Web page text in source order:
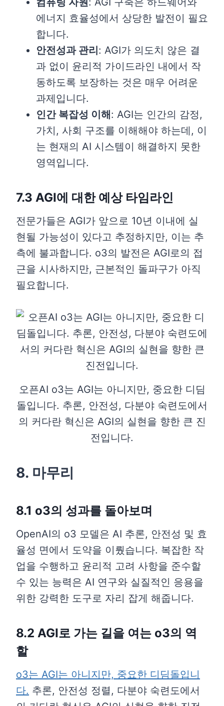
에너지 효율성에서 상당한 발전이 필요
합니다.
안전성과 관리: AGI가 의도치 않은 결
과 없이 윤리적 가이드라인 내에서 작
동하도록 보장하는 것은 매우 어려운
과제입니다.
인간 복잡성 이해: AGI는 인간의 감정,
가치, 사회 구조를 이해해야 하는데, 이
는 현재의 AI 시스템이 해결하지 못한
영역입니다.
7.3 AGI에 대한 예상 타임라인
전문가들은 AGI가 앞으로 10년 이내에 실
현될 가능성이 있다고 추정하지만, 이는 추
측에 불과합니다. o3의 발전은 AGI로의 접
근을 시사하지만, 근본적인 돌파구가 아직
필요합니다.
오픈AI o3는 AGI는 아니지만, 중요한 디딤
돌입니다. 추론, 안전성, 다분야 숙련도에서
의 커다란 혁신은 AGI의 실현을 향한 큰 진
전입니다.
8. 마무리
8.1 o3의 성과를 돌아보며
OpenAI의 o3 모델은 AI 추론, 안전성 및 효
율성 면에서 도약을 이뤘습니다. 복잡한 작
업을 수행하고 윤리적 고려 사항을 준수할
수 있는 능력은 AI 연구와 실질적인 응용을
위한 강력한 도구로 자리 잡게 해줍니다.
8.2 AGI로 가는 길을 여는 o3의 역
할
o3는 AGI는 아니지만, 중요한 디딤돌입니
다. 추론, 안전성 정렬, 다분야 숙련도에서